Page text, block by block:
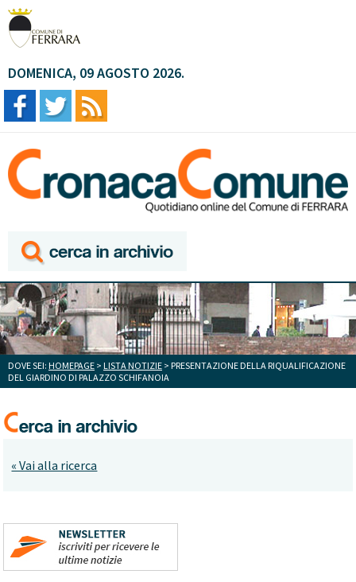
DOMENICA, 09 AGOSTO 2026.
DOVE SEI: HOMEPAGE > LISTA NOTIZIE > PRESENTAZIONE DELLA RIQUALIFICAZIONE
DEL GIARDINO DI PALAZZO SCHIFANOIA
« Vai alla ricerca